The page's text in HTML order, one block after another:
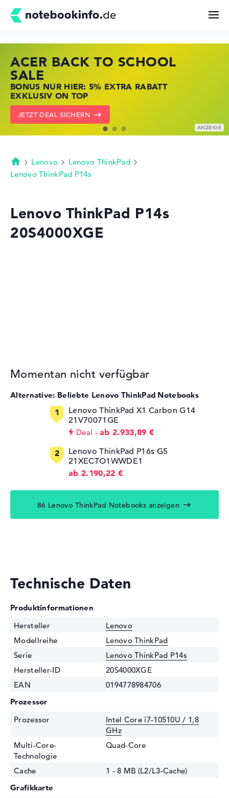
Kaufberatung
Technik & Wissen
Merkzettel
ACER BACK TO SCHOOL
SALE
BONUS NUR HIER: 5% EXTRA RABATT
EXKLUSIV ON TOP
JETZT DEAL SICHERN
HP STORE SSV DEALS
JETZT ZUGREIFEN: NOTEBOOKS BEI HP
KRÄFTIG REDUZIERT
ZU DEN HP ANGEBOTEN
LENOVO LAPTOP DEALS
NOTEBOOKS BEI LENOVO JETZT
KRÄFTIG REDUZIERT
LENOVO DEALS ZEIGEN
Startseite
Lenovo
Lenovo ThinkPad
Lenovo ThinkPad P14s
Lenovo ThinkPad P14s
20S4000XGE
Momentan nicht verfügbar
Alternative: Beliebte Lenovo ThinkPad Notebooks
Lenovo ThinkPad X1 Carbon G14
21V70071GE
Deal
ab 2.933,89 €
Lenovo ThinkPad P16s G5
21XECTO1WWDE1
ab 2.190,22 €
86 Lenovo ThinkPad Notebooks anzeigen
Technische Daten
Produktinformationen
Hersteller
Lenovo
Modellreihe
Lenovo ThinkPad
Serie
Lenovo ThinkPad P14s
Hersteller-ID
20S4000XGE
EAN
0194778984706
Prozessor
Prozessor
Intel Core i7-10510U / 1,8
GHz
Multi-Core-
Technologie
Quad-Core
Cache
1 - 8 MB (L2/L3-Cache)
Grafikkarte